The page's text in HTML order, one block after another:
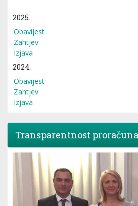
2025.
Obavijest
Zahtjev
Izjava
2024.
Obavijest
Zahtjev
Izjava
Transparentnost proračuna